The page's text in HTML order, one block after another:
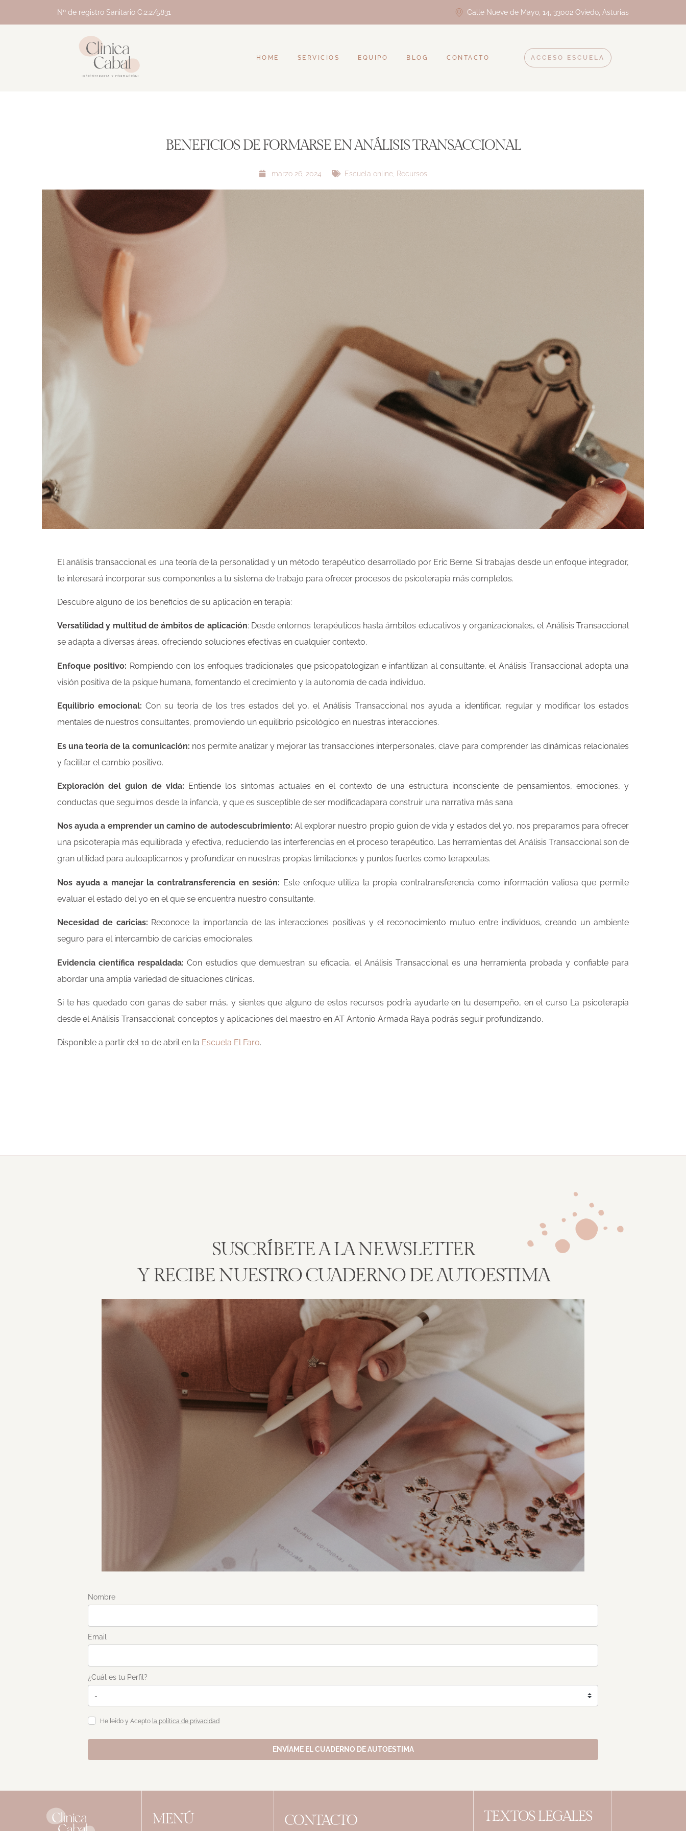
Nº de registro Sanitario C.2.2/5831 Calle Nueve de Mayo, 14, 33002 Oviedo, Asturias
HOME SERVICIOS EQUIPO BLOG CONTACTO ACCESO ESCUELA
BENEFICIOS DE FORMARSE EN ANÁLISIS TRANSACCIONAL
marzo 26, 2024 Escuela online Recursos
El análisis transaccional es una teoría de la personalidad y un método terapéutico desarrollado por Eric Berne. Si trabajas desde un enfoque integrador,
te interesará incorporar sus componentes a tu sistema de trabajo para ofrecer procesos de psicoterapia más completos.
Descubre alguno de los beneficios de su aplicación en terapia:
Versatilidad y multitud de ámbitos de aplicación: Desde entornos terapéuticos hasta ámbitos educativos y organizacionales, el Análisis Transaccional
se adapta a diversas áreas, ofreciendo soluciones efectivas en cualquier contexto.
Enfoque positivo: Rompiendo con los enfoques tradicionales que psicopatologizan e infantilizan al consultante, el Análisis Transaccional adopta una
visión positiva de la psique humana, fomentando el crecimiento y la autonomía de cada individuo.
Equilibrio emocional: Con su teoría de los tres estados del yo, el Análisis Transaccional nos ayuda a identificar, regular y modificar los estados
mentales de nuestros consultantes, promoviendo un equilibrio psicológico en nuestras interacciones.
Es una teoría de la comunicación: nos permite analizar y mejorar las transacciones interpersonales, clave para comprender las dinámicas relacionales
y facilitar el cambio positivo.
Exploración del guion de vida: Entiende los síntomas actuales en el contexto de una estructura inconsciente de pensamientos, emociones, y
conductas que seguimos desde la infancia, y que es susceptible de ser modificadapara construir una narrativa más sana
Nos ayuda a emprender un camino de autodescubrimiento: Al explorar nuestro propio guion de vida y estados del yo, nos preparamos para ofrecer
una psicoterapia más equilibrada y efectiva, reduciendo las interferencias en el proceso terapéutico. Las herramientas del Análisis Transaccional son de
gran utilidad para autoaplicarnos y profundizar en nuestras propias limitaciones y puntos fuertes como terapeutas.
Nos ayuda a manejar la contratransferencia en sesión: Este enfoque utiliza la propia contratransferencia como información valiosa que permite
evaluar el estado del yo en el que se encuentra nuestro consultante.
Necesidad de caricias: Reconoce la importancia de las interacciones positivas y el reconocimiento mutuo entre individuos, creando un ambiente
seguro para el intercambio de caricias emocionales.
Evidencia científica respaldada: Con estudios que demuestran su eficacia, el Análisis Transaccional es una herramienta probada y confiable para
abordar una amplia variedad de situaciones clínicas.
Si te has quedado con ganas de saber más, y sientes que alguno de estos recursos podría ayudarte en tu desempeño, en el curso La psicoterapia
desde el Análisis Transaccional: conceptos y aplicaciones del maestro en AT Antonio Armada Raya podrás seguir profundizando.
Disponible a partir del 10 de abril en la Escuela El Faro.
SUSCRÍBETE A LA NEWSLETTER
Y RECIBE NUESTRO CUADERNO DE AUTOESTIMA
Nombre
Email
¿Cuál es tu Perfil?
He leído y Acepto la política de privacidad
ENVÍAME EL CUADERNO DE AUTOESTIMA
MENÚ CONTACTO TEXTOS LEGALES